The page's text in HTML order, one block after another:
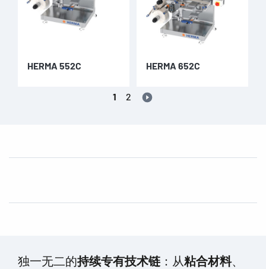
HERMA 552C HERMA 652C
1 2
独一无二的持续专有技术链 ：从粘合材料、